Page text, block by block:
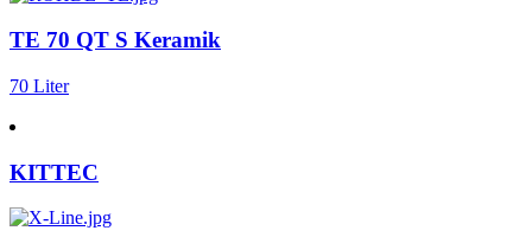
TE 70 QT S Keramik
70 Liter
KITTEC